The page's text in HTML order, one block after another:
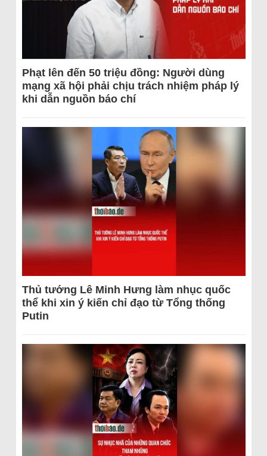
Phạt lên đến 50 triệu đồng: Người dùng
mạng xã hội phải chịu trách nhiệm pháp lý
khi dẫn nguồn báo chí
Thủ tướng Lê Minh Hưng làm nhục quốc
thể khi xin ý kiến chỉ đạo từ Tổng thống
Putin